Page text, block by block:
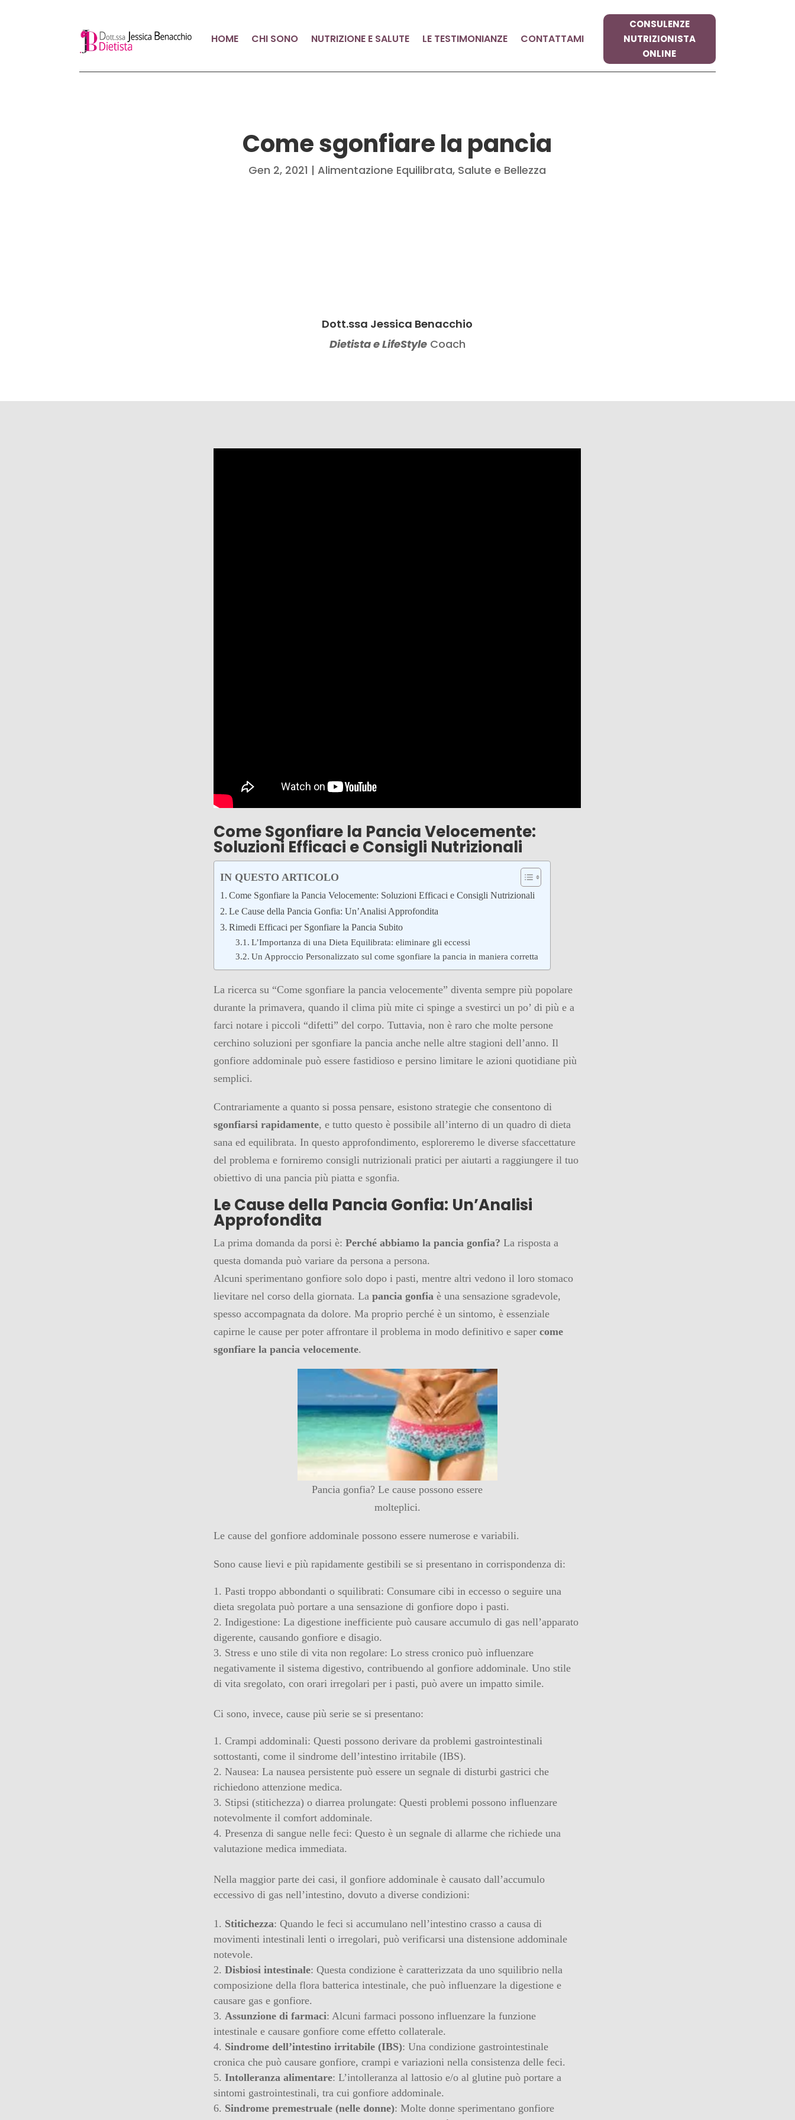
HOME CHI SONO NUTRIZIONE E SALUTE LE TESTIMONIANZE CONTATTAMI
CONSULENZE
NUTRIZIONISTA
ONLINE
Come sgonfiare la pancia
Gen 2, 2021 |Alimentazione Equilibrata, Salute e Bellezza
Dott.ssa Jessica Benacchio
Dietista e LifeStyleCoach
Come Sgonfiare la Pancia Velocemente:
Soluzioni Efficaci e Consigli Nutrizionali
IN QUESTO ARTICOLO
Come Sgonfiare la Pancia Velocemente: Soluzioni Efficaci e Consigli Nutrizionali
Le Cause della Pancia Gonfia: Un’Analisi Approfondita
Rimedi Efficaci per Sgonfiare la Pancia Subito
L’Importanza di una Dieta Equilibrata: eliminare gli eccessi
Un Approccio Personalizzato sul come sgonfiare la pancia in maniera corretta
La ricerca su “Come sgonfiare la pancia velocemente” diventa sempre più popolare
durante la primavera, quando il clima più mite ci spinge a svestirci un po’ di più e a
farci notare i piccoli “difetti” del corpo. Tuttavia, non è raro che molte persone
cerchino soluzioni per sgonfiare la pancia anche nelle altre stagioni dell’anno. Il
gonfiore addominale può essere fastidioso e persino limitare le azioni quotidiane più
semplici.
Contrariamente a quanto si possa pensare, esistono strategie che consentono di
sgonfiarsi rapidamente, e tutto questo è possibile all’interno di un quadro di dieta
sana ed equilibrata. In questo approfondimento, esploreremo le diverse sfaccettature
del problema e forniremo consigli nutrizionali pratici per aiutarti a raggiungere il tuo
obiettivo di una pancia più piatta e sgonfia.
Le Cause della Pancia Gonfia: Un’Analisi
Approfondita
La prima domanda da porsi è:Perché abbiamo la pancia gonfia? La risposta a
questa domanda può variare da persona a persona.
Alcuni sperimentano gonfiore solo dopo i pasti, mentre altri vedono il loro stomaco
lievitare nel corso della giornata. Lapancia gonfia è una sensazione sgradevole,
spesso accompagnata da dolore. Ma proprio perché è un sintomo, è essenziale
capirne le cause per poter affrontare il problema in modo definitivo e sapercome
sgonfiare la pancia velocemente.
Pancia gonfia? Le cause possono essere
molteplici.
Le cause del gonfiore addominale possono essere numerose e variabili.
Sono cause lievi e più rapidamente gestibili se si presentano in corrispondenza di:
Pasti troppo abbondanti o squilibrati: Consumare cibi in eccesso o seguire una
dieta sregolata può portare a una sensazione di gonfiore dopo i pasti.
Indigestione: La digestione inefficiente può causare accumulo di gas nell’apparato
digerente, causando gonfiore e disagio.
Stress e uno stile di vita non regolare: Lo stress cronico può influenzare
negativamente il sistema digestivo, contribuendo al gonfiore addominale. Uno stile
di vita sregolato, con orari irregolari per i pasti, può avere un impatto simile.
Ci sono, invece, cause più serie se si presentano:
Crampi addominali: Questi possono derivare da problemi gastrointestinali
sottostanti, come il sindrome dell’intestino irritabile (IBS).
Nausea: La nausea persistente può essere un segnale di disturbi gastrici che
richiedono attenzione medica.
Stipsi (stitichezza) o diarrea prolungate: Questi problemi possono influenzare
notevolmente il comfort addominale.
Presenza di sangue nelle feci: Questo è un segnale di allarme che richiede una
valutazione medica immediata.
Nella maggior parte dei casi, il gonfiore addominale è causato dall’accumulo
eccessivo di gas nell’intestino, dovuto a diverse condizioni:
Stitichezza: Quando le feci si accumulano nell’intestino crasso a causa di
movimenti intestinali lenti o irregolari, può verificarsi una distensione addominale
notevole.
Disbiosi intestinale: Questa condizione è caratterizzata da uno squilibrio nella
composizione della flora batterica intestinale, che può influenzare la digestione e
causare gas e gonfiore.
Assunzione di farmaci: Alcuni farmaci possono influenzare la funzione
intestinale e causare gonfiore come effetto collaterale.
Sindrome dell’intestino irritabile (IBS): Una condizione gastrointestinale
cronica che può causare gonfiore, crampi e variazioni nella consistenza delle feci.
Intolleranza alimentare: L’intolleranza al lattosio e/o al glutine può portare a
sintomi gastrointestinali, tra cui gonfiore addominale.
Sindrome premestruale (nelle donne): Molte donne sperimentano gonfiore